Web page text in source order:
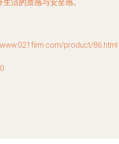
活的质感与安全感。
product/86.html